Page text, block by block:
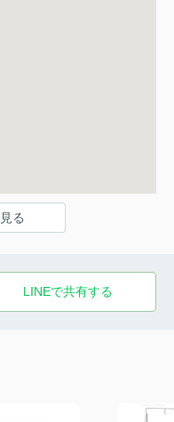
る
LINEで共有する